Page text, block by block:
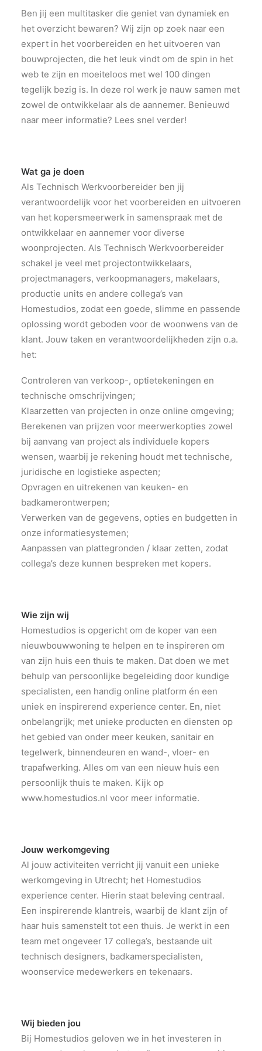
Ben jij een multitasker die geniet van dynamiek en
het overzicht bewaren? Wij zijn op zoek naar een
expert in het voorbereiden en het uitvoeren van
bouwprojecten, die het leuk vindt om de spin in het
web te zijn en moeiteloos met wel 100 dingen
tegelijk bezig is. In deze rol werk je nauw samen met
zowel de ontwikkelaar als de aannemer. Benieuwd
naar meer informatie? Lees snel verder!
Wat ga je doen
Als Technisch Werkvoorbereider ben jij
verantwoordelijk voor het voorbereiden en uitvoeren
van het kopersmeerwerk in samenspraak met de
ontwikkelaar en aannemer voor diverse
woonprojecten. Als Technisch Werkvoorbereider
schakel je veel met projectontwikkelaars,
projectmanagers, verkoopmanagers, makelaars,
productie units en andere collega’s van
Homestudios, zodat een goede, slimme en passende
oplossing wordt geboden voor de woonwens van de
klant. Jouw taken en verantwoordelijkheden zijn o.a.
het:
Controleren van verkoop-, optietekeningen en
technische omschrijvingen;
Klaarzetten van projecten in onze online omgeving;
Berekenen van prijzen voor meerwerkopties zowel
bij aanvang van project als individuele kopers
wensen, waarbij je rekening houdt met technische,
juridische en logistieke aspecten;
Opvragen en uitrekenen van keuken- en
badkamerontwerpen;
Verwerken van de gegevens, opties en budgetten in
onze informatiesystemen;
Aanpassen van plattegronden / klaar zetten, zodat
collega’s deze kunnen bespreken met kopers.
Wie zijn wij
Homestudios is opgericht om de koper van een
nieuwbouwwoning te helpen en te inspireren om
van zijn huis een thuis te maken. Dat doen we met
behulp van persoonlijke begeleiding door kundige
specialisten, een handig online platform én een
uniek en inspirerend experience center. En, niet
onbelangrijk; met unieke producten en diensten op
het gebied van onder meer keuken, sanitair en
tegelwerk, binnendeuren en wand-, vloer- en
trapafwerking. Alles om van een nieuw huis een
persoonlijk thuis te maken. Kijk op
www.homestudios.nl voor meer informatie.
Jouw werkomgeving
Al jouw activiteiten verricht jij vanuit een unieke
werkomgeving in Utrecht; het Homestudios
experience center. Hierin staat beleving centraal.
Een inspirerende klantreis, waarbij de klant zijn of
haar huis samenstelt tot een thuis. Je werkt in een
team met ongeveer 17 collega’s, bestaande uit
technisch designers, badkamerspecialisten,
woonservice medewerkers en tekenaars.
Wij bieden jou
Bij Homestudios geloven we in het investeren in